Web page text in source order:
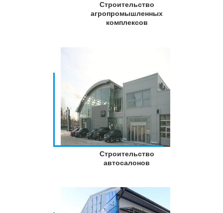
Строительство
агропромышленных
комплексов
Строительство
автосалонов